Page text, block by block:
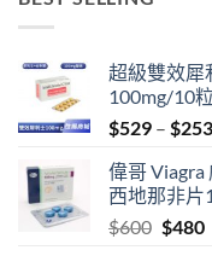
超級雙效犀
100mg/10
$529 – $
偉哥 Viagra
西地那非片
$600 $480